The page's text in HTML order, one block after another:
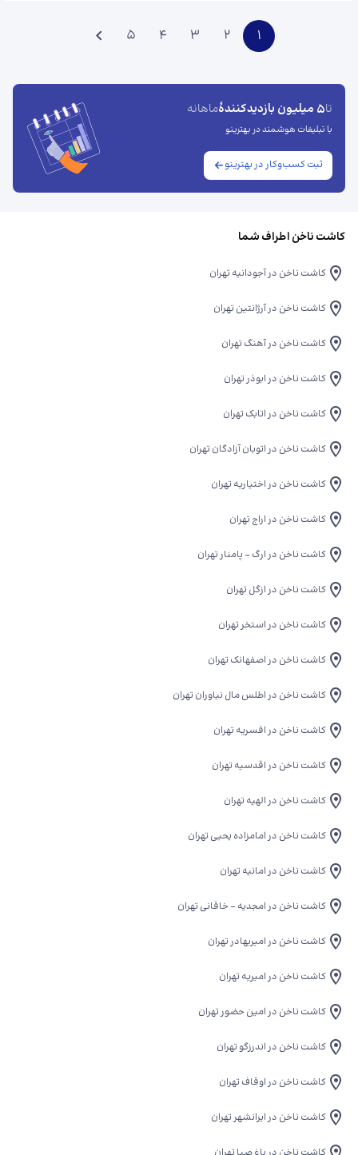
1
2
3
4
5
تا5 میلیون بازدیدکنندهٔ ماهانه
با تبلیغات هوشمند در بهترینو
ثبت کسب‌وکار در بهترینو
کاشت ناخن اطراف شما
کاشت ناخن در آجودانیه تهران
کاشت ناخن در آرژانتین تهران
کاشت ناخن در آهنگ تهران
کاشت ناخن در ابوذر تهران
کاشت ناخن در اتابک تهران
کاشت ناخن در اتوبان آزادگان تهران
کاشت ناخن در اختیاریه تهران
کاشت ناخن در اراج تهران
کاشت ناخن در ارگ - پامنار تهران
کاشت ناخن در ازگل تهران
کاشت ناخن در استخر تهران
کاشت ناخن در اصفهانک تهران
کاشت ناخن در اطلس مال نیاوران تهران
کاشت ناخن در افسریه تهران
کاشت ناخن در اقدسیه تهران
کاشت ناخن در الهیه تهران
کاشت ناخن در امامزاده یحیی تهران
کاشت ناخن در امانیه تهران
کاشت ناخن در امجدیه - خاقانی تهران
کاشت ناخن در امیربهادر تهران
کاشت ناخن در امیریه تهران
کاشت ناخن در امین حضور تهران
کاشت ناخن در اندرزگو تهران
کاشت ناخن در اوقاف تهران
کاشت ناخن در ایرانشهر تهران